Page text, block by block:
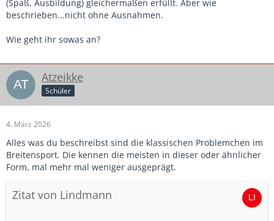
(Spaß, Ausbildung) gleichermaßen erfüllt. Aber wie
beschrieben...nicht ohne Ausnahmen.
Wie geht ihr sowas an?
Atzeikke
Schüler
4. März 2026
Alles was du beschreibst sind die klassischen Problemchen im
Breitensport. Die kennen die meisten in dieser oder ähnlicher
Form, mal mehr mal weniger ausgeprägt.
Zitat von Lindmann